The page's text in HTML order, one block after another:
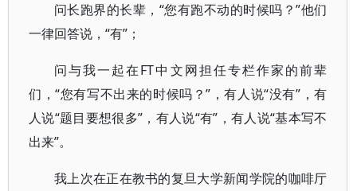
问长跑界的长辈，“您有跑不动的时候吗？”他们
一律回答说，“有”；
问与我一起在FT中文网担任专栏作家的前辈
们，“您有写不出来的时候吗？”，有人说“没有”，有
人说“题目要想很多”，有人说“有”，有人说“基本写不
出来”。
我上次在正在教书的复旦大学新闻学院的咖啡厅